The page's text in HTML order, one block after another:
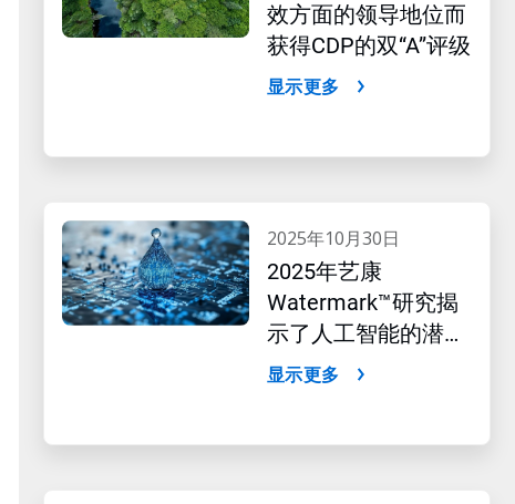
效方面的领导地位而
获得CDP的双“A”评级
显示更多
2025年10月30日
2025年艺康
Watermark™研究揭
示了人工智能的潜在
影响
显示更多